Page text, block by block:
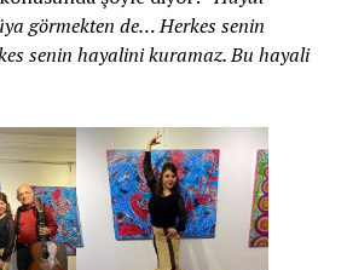
görmekten de… Herkes senin
senin hayalini kuramaz. Bu hayali